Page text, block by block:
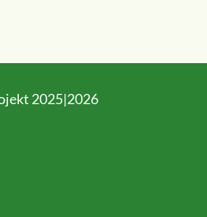
2025|2026